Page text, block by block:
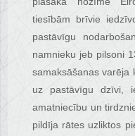
tiesībām brīvie
pastāvīgu
namnieku jeb pilsoni
samaksāšanas varēja
uz pastāvīgu dzīvi,
amatniecību un
pildīja rātes uzliktos